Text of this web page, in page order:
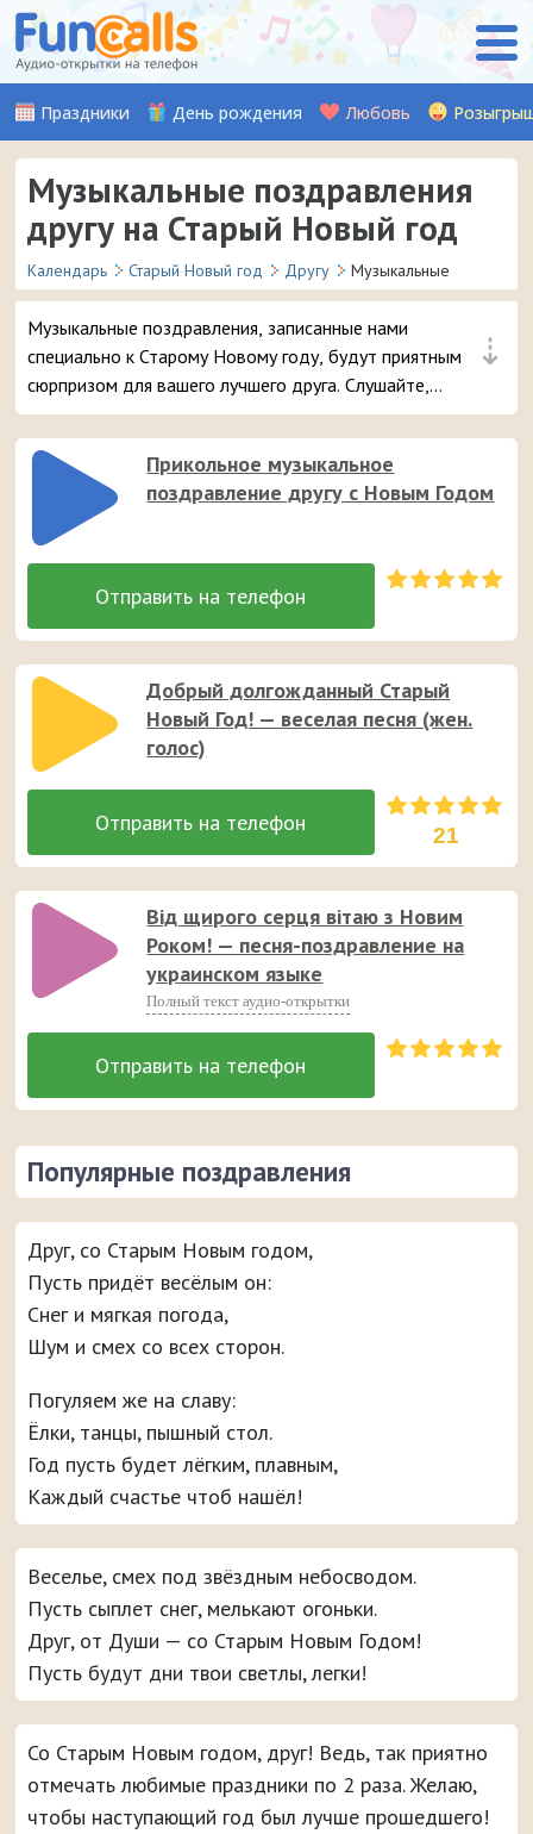
Праздники День рождения Любовь
Музыкальные поздравления
другу на Старый Новый год
Календарь Старый Новый год Другу Музыкальные
⇣
Музыкальные поздравления, записанные нами
специально к Старому Новому году, будут приятным
сюрпризом для вашего лучшего друга. Слушайте,
выбирайте и отправляйте понравившуюся песню на
смартфон.
Прикольное музыкальное
поздравление другу с Новым Годом
Добрый долгожданный Старый
Новый Год! — веселая песня (жен.
голос)
21
Від щирого серця вітаю з Новим
Роком! — песня-поздравление на
украинском языке
Полный текст аудио-открытки
Популярные поздравления
Друг, со Старым Новым годом,
Пусть придёт весёлым он:
Снег и мягкая погода,
Шум и смех со всех сторон.
Погуляем же на славу:
Ёлки, танцы, пышный стол.
Год пусть будет лёгким, плавным,
Каждый счастье чтоб нашёл!
Веселье, смех под звёздным небосводом.
Пусть сыплет снег, мелькают огоньки.
Друг, от Души — со Старым Новым Годом!
Пусть будут дни твои светлы, легки!
Со Старым Новым годом, друг! Ведь, так приятно
отмечать любимые праздники по 2 раза. Желаю,
чтобы наступающий год был лучше прошедшего!